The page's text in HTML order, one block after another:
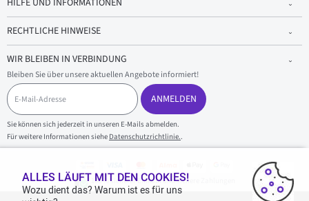
HILFE UND INFORMATIONEN
RECHTLICHE HINWEISE
WIR BLEIBEN IN VERBINDUNG
Bleiben Sie über unsere aktuellen Angebote informiert!
E
-
M
a
i
l
ANMELDEN
Sie können sich jederzeit in unseren E-Mails abmelden.
Für weitere Informationen siehe Datenschutzrichtlinie..
100 % sicherer Einkauf und sichere Zahlungen
ALLES LÄUFT MIT DEN COOKIES!
Wozu dient das? Warum ist es für uns